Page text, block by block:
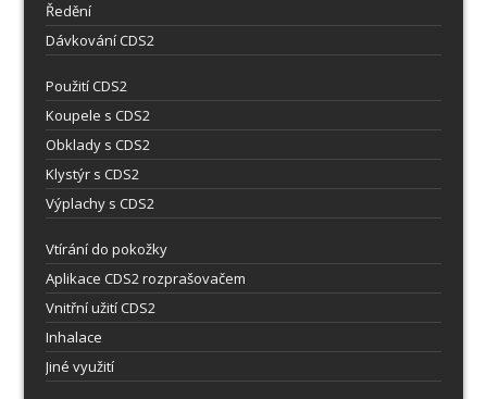
Ředění
Dávkování CDS2
Použití CDS2
Koupele s CDS2
Obklady s CDS2
Klystýr s CDS2
Výplachy s CDS2
Vtírání do pokožky
Aplikace CDS2 rozprašovačem
Vnitřní užití CDS2
Inhalace
Jiné využití